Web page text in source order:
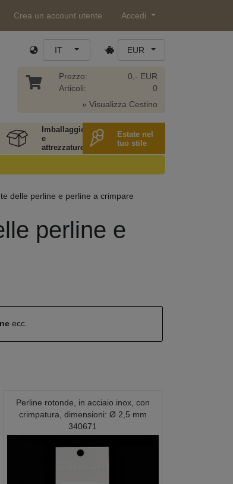
Crea un account utente Accedi
IT EUR
Prezzo:
Articoli:
0,- EUR
0
» Visualizza Cestino
Imballaggio
e
attrezzature
Estate nel
tuo stile
delle perline e perline a crimpare
perline e
ecc.
Perline rotonde, in acciaio inox, con
crimpatura, dimensioni: Ø 2,5 mm
340671